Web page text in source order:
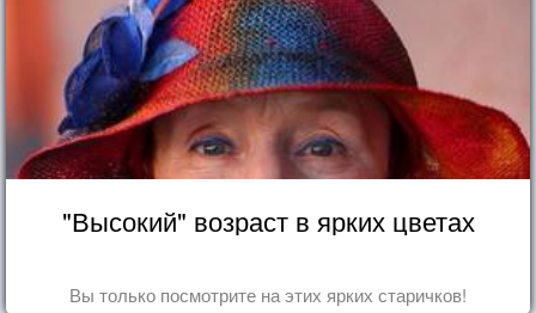
"Высокий" возраст в ярких цветах
Вы только посмотрите на этих ярких старичков!